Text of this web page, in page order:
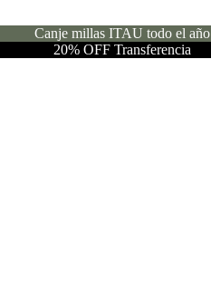
Canje millas ITAU todo el año
20% OFF Transferencia